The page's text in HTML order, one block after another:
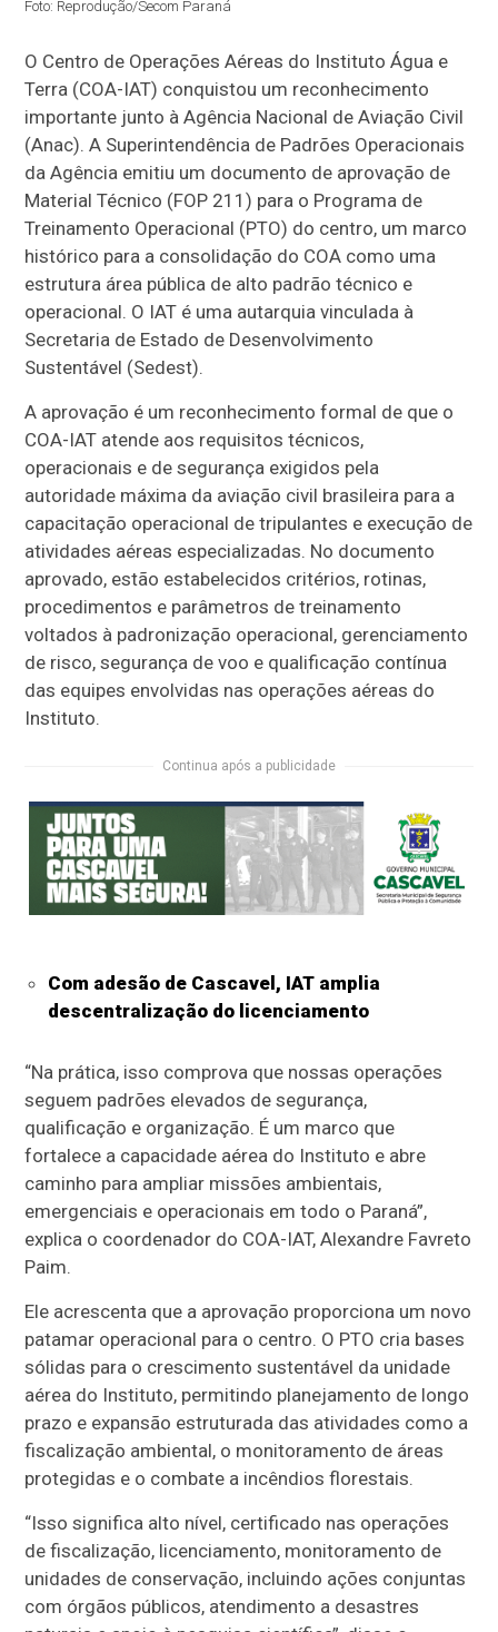
Foto: Reprodução/Secom Paraná
O Centro de Operações Aéreas do Instituto Água e
Terra (COA-IAT) conquistou um reconhecimento
importante junto à Agência Nacional de Aviação Civil
(Anac). A Superintendência de Padrões Operacionais
da Agência emitiu um documento de aprovação de
Material Técnico (FOP 211) para o Programa de
Treinamento Operacional (PTO) do centro, um marco
histórico para a consolidação do COA como uma
estrutura área pública de alto padrão técnico e
operacional. O IAT é uma autarquia vinculada à
Secretaria de Estado de Desenvolvimento
Sustentável (Sedest).
A aprovação é um reconhecimento formal de que o
COA-IAT atende aos requisitos técnicos,
operacionais e de segurança exigidos pela
autoridade máxima da aviação civil brasileira para a
capacitação operacional de tripulantes e execução de
atividades aéreas especializadas. No documento
aprovado, estão estabelecidos critérios, rotinas,
procedimentos e parâmetros de treinamento
voltados à padronização operacional, gerenciamento
de risco, segurança de voo e qualificação contínua
das equipes envolvidas nas operações aéreas do
Instituto.
Continua após a publicidade
Com adesão de Cascavel, IAT amplia
descentralização do licenciamento
“Na prática, isso comprova que nossas operações
seguem padrões elevados de segurança,
qualificação e organização. É um marco que
fortalece a capacidade aérea do Instituto e abre
caminho para ampliar missões ambientais,
emergenciais e operacionais em todo o Paraná”,
explica o coordenador do COA-IAT, Alexandre Favreto
Paim.
Ele acrescenta que a aprovação proporciona um novo
patamar operacional para o centro. O PTO cria bases
sólidas para o crescimento sustentável da unidade
aérea do Instituto, permitindo planejamento de longo
prazo e expansão estruturada das atividades como a
fiscalização ambiental, o monitoramento de áreas
protegidas e o combate a incêndios florestais.
“Isso significa alto nível, certificado nas operações
de fiscalização, licenciamento, monitoramento de
unidades de conservação, incluindo ações conjuntas
com órgãos públicos, atendimento a desastres